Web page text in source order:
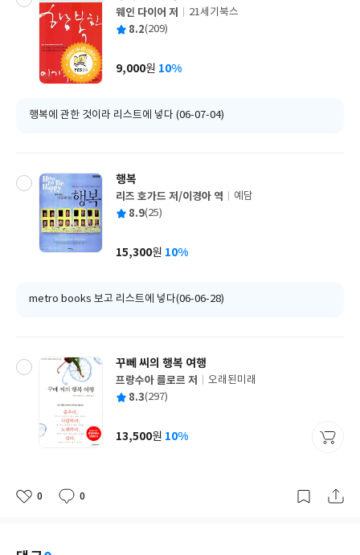
글
쓴
웨인 다이어 저
출
사
21세기북스
평 8.2(209)
가
9,000원 10%
행복에 관한 것이라 리스트에 넣다 (06-07-04)
행복
글
쓴
리즈 호가드 저/이경아 역
출
사
예담
평 8.9(25)
가
15,300원 10%
metro books 보고 리스트에 넣다(06-06-28)
꾸뻬 씨의 행복 여행
글
쓴
프랑수아 를로르 저
출
사
오래된미래
평 8.3(297)
가
13,500원 10%
좋
0
댓
0
작